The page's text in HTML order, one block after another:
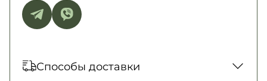
Способы доставки